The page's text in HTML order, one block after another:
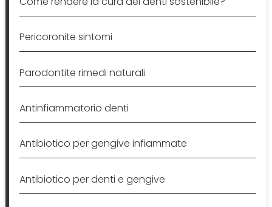
Pericoronite sintomi
Parodontite rimedi naturali
Antinfiammatorio denti
Antibiotico per gengive infiammate
Antibiotico per denti e gengive